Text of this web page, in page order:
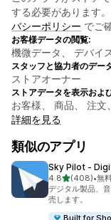
する必要があります
バシーポリシー でご
お客様データの閲覧:
機微データ、 デバイ
スタッフと協力者のデー
ストアオーナー
ストアデータを表示およ
お客様、 商品、 注文
詳細を見る
類似のアプリ
Sky Pilot ‑
4.85つ星中
(408)
合計レビュー数
•無
デジタル製品、
売します。
Built for